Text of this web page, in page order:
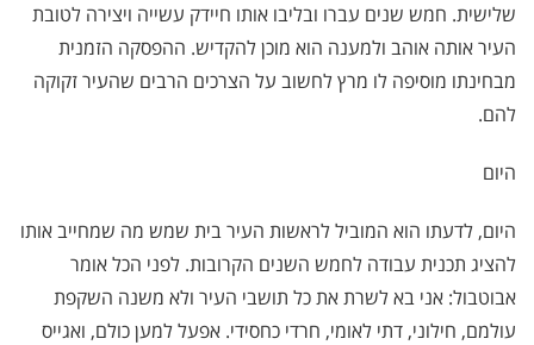
שלישית. חמש שנים עברו ובליבו אותו חיידק עשייה ויצירה לטובת
העיר אותה אוהב ולמענה הוא מוכן להקדיש. ההפסקה הזמנית
מבחינתו מוסיפה לו מרץ לחשוב על הצרכים הרבים שהעיר זקוקה
להם.
היום
היום, לדעתו הוא המוביל לראשות העיר בית שמש מה שמחייב אותו
להציג תכנית עבודה לחמש השנים הקרובות. לפני הכל אומר
אבוטבול: אני בא לשרת את כל תושבי העיר ולא משנה השקפת
עולמם, חילוני, דתי לאומי, חרדי כחסידי. אפעל למען כולם, ואגייס